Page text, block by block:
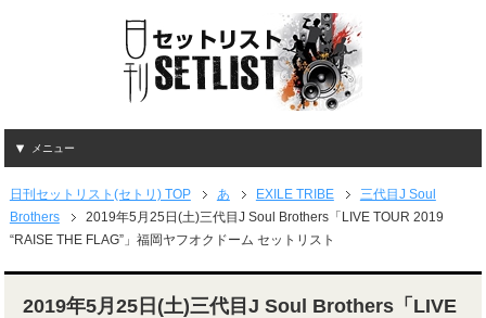
メニュー
日刊セットリスト(セトリ) TOP あ EXILE TRIBE
三代目J Soul
Brothers
2019年5月25日(土)三代目J Soul Brothers「LIVE TOUR 2019
“RAISE THE FLAG”」福岡ヤフオクドーム セットリスト
2019年5月25日(土)三代目J Soul Brothers「LIVE